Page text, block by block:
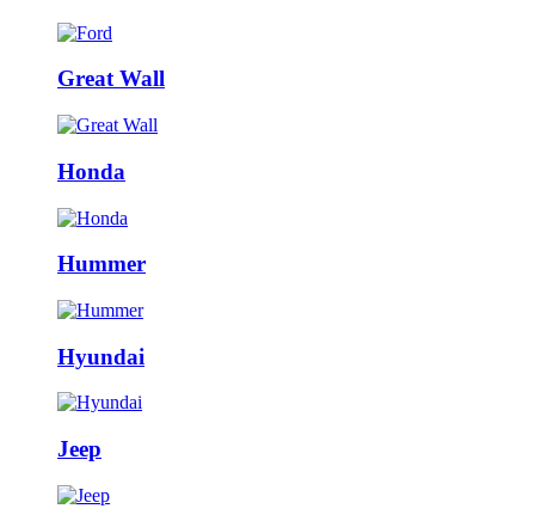
Great Wall
Honda
Hummer
Hyundai
Jeep